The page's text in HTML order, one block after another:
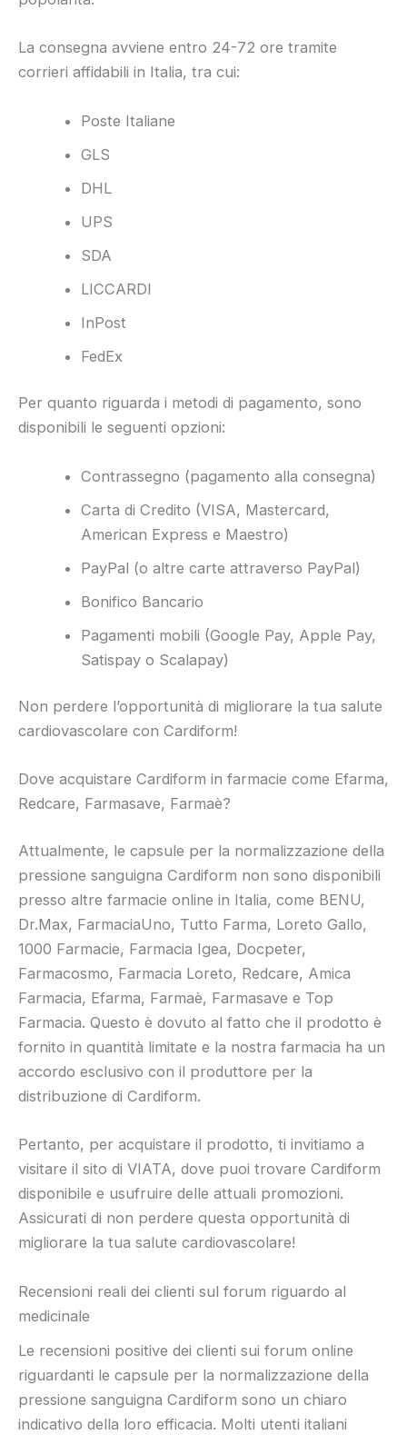
La consegna avviene entro 24-72 ore tramite
corrieri affidabili in Italia, tra cui:
Poste Italiane
GLS
DHL
UPS
SDA
LICCARDI
InPost
FedEx
Per quanto riguarda i metodi di pagamento, sono
disponibili le seguenti opzioni:
Contrassegno (pagamento alla consegna)
Carta di Credito (VISA, Mastercard,
American Express e Maestro)
PayPal (o altre carte attraverso PayPal)
Bonifico Bancario
Pagamenti mobili (Google Pay, Apple Pay,
Satispay o Scalapay)
Non perdere l’opportunità di migliorare la tua salute
cardiovascolare con Cardiform!
Dove acquistare Cardiform in farmacie come Efarma,
Redcare, Farmasave, Farmaè?
Attualmente, le capsule per la normalizzazione della
pressione sanguigna Cardiform non sono disponibili
presso altre farmacie online in Italia, come BENU,
Dr.Max, FarmaciaUno, Tutto Farma, Loreto Gallo,
1000 Farmacie, Farmacia Igea, Docpeter,
Farmacosmo, Farmacia Loreto, Redcare, Amica
Farmacia, Efarma, Farmaè, Farmasave e Top
Farmacia. Questo è dovuto al fatto che il prodotto è
fornito in quantità limitate e la nostra farmacia ha un
accordo esclusivo con il produttore per la
distribuzione di Cardiform.
Pertanto, per acquistare il prodotto, ti invitiamo a
visitare il sito di VIATA, dove puoi trovare Cardiform
disponibile e usufruire delle attuali promozioni.
Assicurati di non perdere questa opportunità di
migliorare la tua salute cardiovascolare!
Recensioni reali dei clienti sul forum riguardo al
medicinale
Le recensioni positive dei clienti sui forum online
riguardanti le capsule per la normalizzazione della
pressione sanguigna Cardiform sono un chiaro
indicativo della loro efficacia. Molti utenti italiani